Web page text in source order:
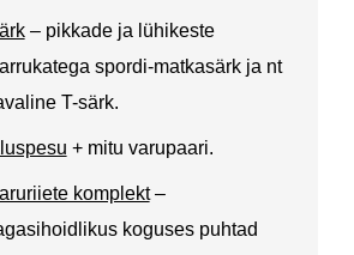
– pikkade ja lühikeste
spordi-matkasärk ja nt
T-särk.
+ mitu varupaari.
komplekt–
koguses puhtad